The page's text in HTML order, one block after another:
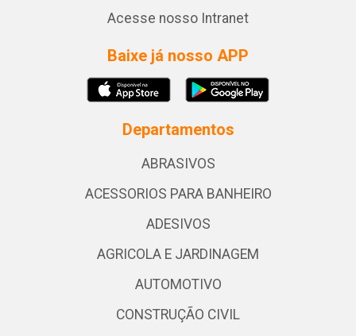
Acesse nosso Intranet
Baixe já nosso APP
Departamentos
ABRASIVOS
ACESSORIOS PARA BANHEIRO
ADESIVOS
AGRICOLA E JARDINAGEM
AUTOMOTIVO
CONSTRUÇÃO CIVIL